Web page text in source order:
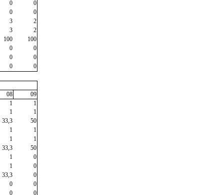
0
0
0
0
3
2
3
2
100
100
0
0
0
0
0
0
08
09
1
1
1
1
33,3
50
1
1
1
1
33,3
50
1
0
1
0
33,3
0
0
0
0
0